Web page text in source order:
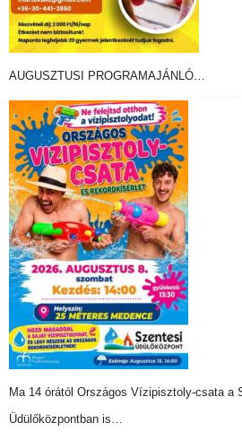
AUGUSZTUSI PROGRAMAJÁNLÓ…
Ma 14 órától Országos Vízipisztoly-csata a
Üdülőközpontban is…